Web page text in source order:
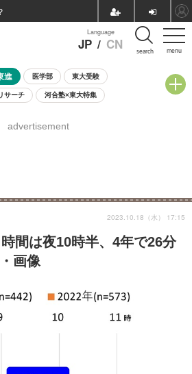
menu
Language
JP / CN search
進 医学部 東大受験
サーチ 河合塾×東大特集
月開催学校説明会・相談会
advertisement
間は夜10時半、4年で26分
画像
2023.10.18（水） 17:15